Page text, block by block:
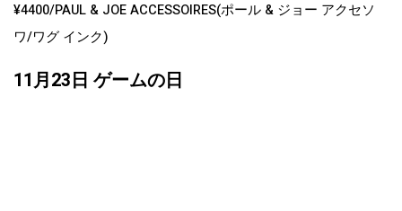
¥4400/PAUL & JOE ACCESSOIRES(ポール & ジョー アクセソ
ワ/ワグ インク)
11月23日 ゲームの日